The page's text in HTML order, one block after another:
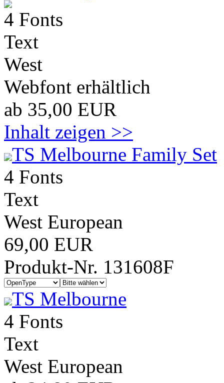
4 Fonts
Text
West
Webfont erhältlich
ab 35,00 EUR
Inhalt zeigen >>
TS Melbourne Family Set
4 Fonts
Text
West European
69,00 EUR
Produkt-Nr. 131608F
TS Melbourne
4 Fonts
Text
West European